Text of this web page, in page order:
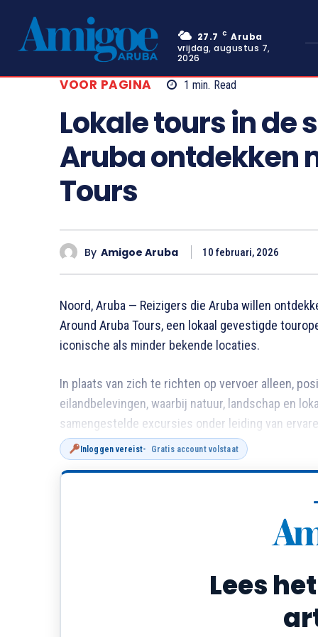
27.7 C Aruba
vrijdag, augustus 7,
2026
VOOR PAGINA 1 min. Read
Lokale tours in de
Aruba ontdekken
Tours
By Amigoe Aruba 10 februari, 2026
Noord, Aruba — Reizigers die Aruba willen
Around Aruba Tours, een lokaal gevestigde
iconische als minder bekende locaties.
In plaats van zich te richten op vervoer alleen,
eilandbelevingen, waarbij natuur, landschap en
samengestelde excursies onder leiding van
Wat bieden de tours?
De begeleide tours van Around Aruba Tours
Bezoeken aan natuurlijke bezienswaardigheden,
Stops bij bekende highlights zoals Baby Beach,
Inloggen vereist Gratis account volstaat
Lees